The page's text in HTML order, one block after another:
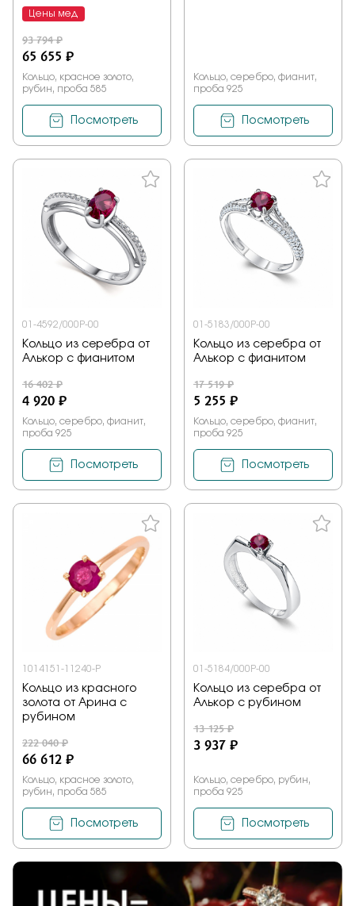
Цены мед
93 794 ₽
65 655 ₽
Кольцо, красное золото,
рубин, проба 585
Посмотреть
Кольцо, серебро, фианит,
проба 925
Посмотреть
01-4592/000Р-00
Кольцо из серебра от
Алькор с фианитом
16 402 ₽
4 920 ₽
Кольцо, серебро, фианит,
проба 925
Посмотреть
01-5183/000Р-00
Кольцо из серебра от
Алькор с фианитом
17 519 ₽
5 255 ₽
Кольцо, серебро, фианит,
проба 925
Посмотреть
1014151-11240-P
Кольцо из красного
золота от Арина с
рубином
222 040 ₽
66 612 ₽
Кольцо, красное золото,
рубин, проба 585
Посмотреть
01-5184/000Р-00
Кольцо из серебра от
Алькор с рубином
13 125 ₽
3 937 ₽
Кольцо, серебро, рубин,
проба 925
Посмотреть